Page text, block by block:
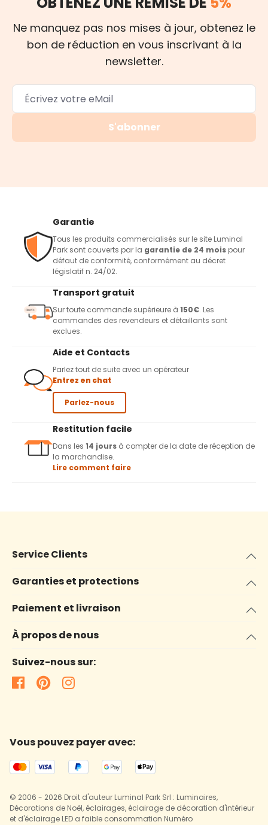
Ne manquez pas nos mises à jour, obtenez le
bon de réduction en vous inscrivant à la
newsletter.
S'abonner
Garantie
Tous les produits commercialisés sur le site Luminal
Park sont couverts par la garantie de 24 mois pour
défaut de conformité, conformément au décret
législatif n. 24/02.
Transport gratuit
Sur toute commande supérieure à 150€. Les
commandes des revendeurs et détaillants sont
exclues.
Aide et Contacts
Parlez tout de suite avec un opérateur
Entrez en chat
Parlez-nous
Restitution facile
Dans les 14 jours à compter de la date de réception de
la marchandise.
Lire comment faire
Service Clients
Garanties et protections
Paiement et livraison
À propos de nous
Suivez-nous sur:
Vous pouvez payer avec:
© 2006 - 2026 Droit d'auteur Luminal Park Srl : Luminaires,
Décorations de Noël, éclairages, éclairage de décoration d'intérieur
et d'éclairage LED a faible consommation Numéro